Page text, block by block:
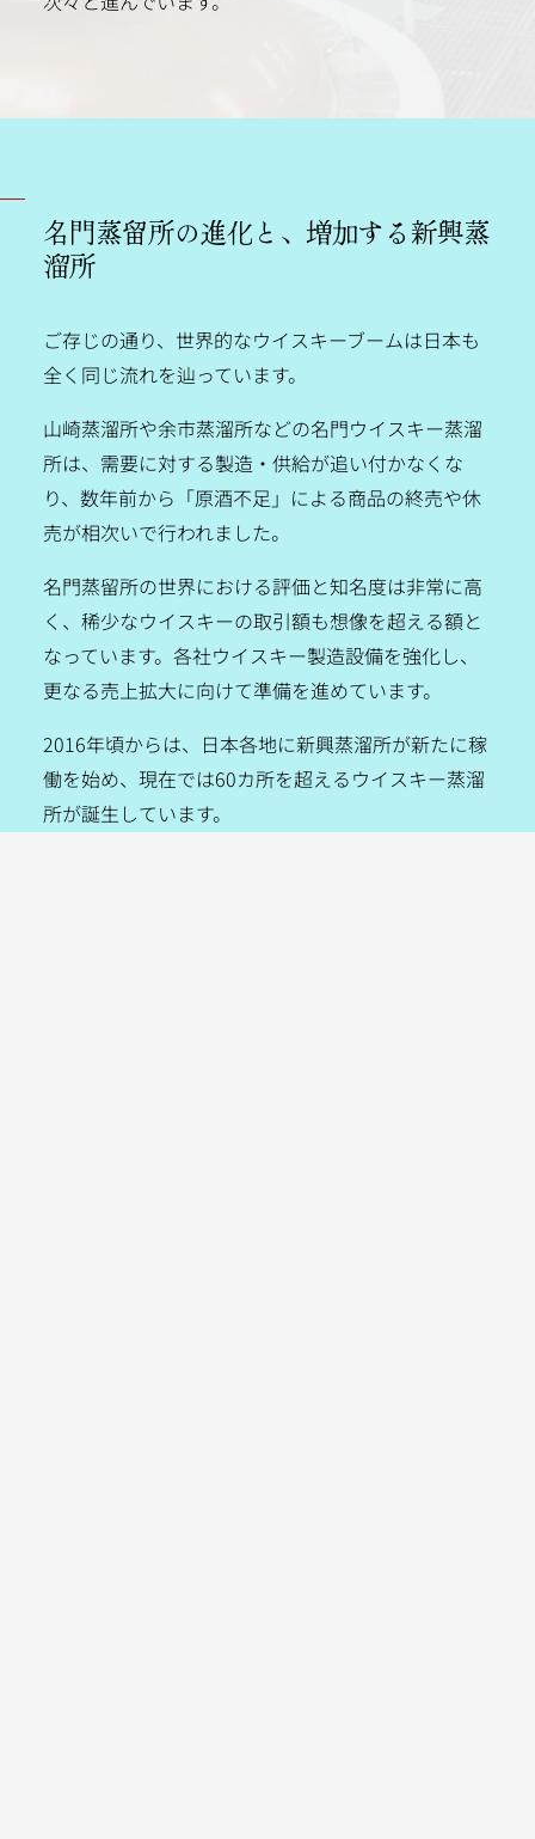
名門蒸留所の進化と、増加する新興蒸
溜所
ご存じの通り、世界的なウイスキーブームは日本も
全く同じ流れを辿っています。
山崎蒸溜所や余市蒸溜所などの名門ウイスキー蒸溜
所は、需要に対する製造・供給が追い付かなくな
り、数年前から「原酒不足」による商品の終売や休
売が相次いで行われました。
名門蒸留所の世界における評価と知名度は非常に高
く、稀少なウイスキーの取引額も想像を超える額と
なっています。各社ウイスキー製造設備を強化し、
更なる売上拡大に向けて準備を進めています。
2016年頃からは、日本各地に新興蒸溜所が新たに稼
働を始め、現在では60カ所を超えるウイスキー蒸溜
所が誕生しています。